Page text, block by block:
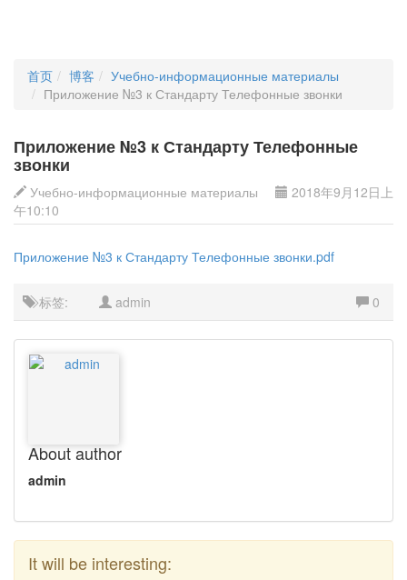
首页 博客
Учебно-информационные материалы
Приложение №3 к Стандарту Телефонные звонки
Приложение №3 к Стандарту Телефонные
звонки
Учебно-информационные материалы
2018年9月12日上
午10:10
Приложение №3 к Стандарту Телефонные звонки.pdf
标签: admin 0
About author
admin
It will be interesting: